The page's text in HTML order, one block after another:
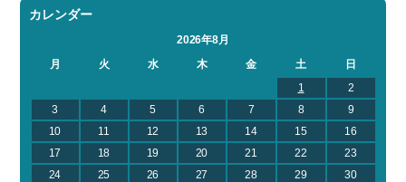
カレンダー
2026年8月
月
火 水 木 金 土
日
1
2
3
4 5 6 7 8
9
10
11 12 13 14 15
16
17
18 19 20 21 22
23
24
25 26 27 28 29
30